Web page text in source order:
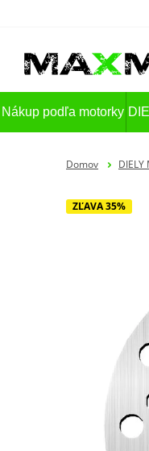
Nákup podľa motorky
Domov DIELY
ZĽAVA 35%